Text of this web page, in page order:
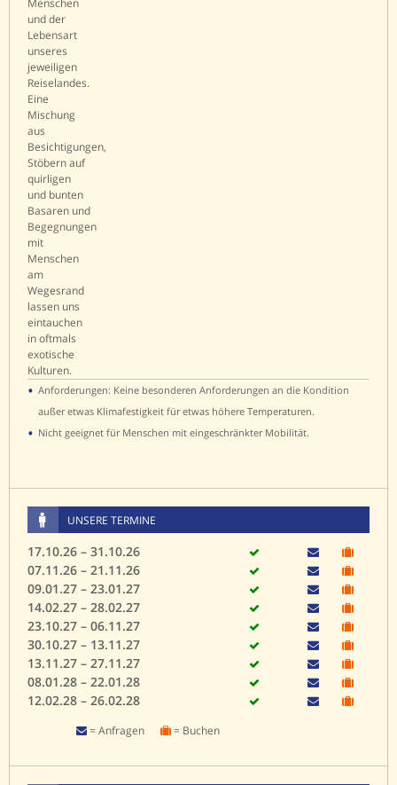
• Anforderungen: Keine besonderen Anforderungen an die Kondition
außer etwas Klimafestigkeit für etwas höhere Temperaturen.
• Nicht geeignet für Menschen mit eingeschränkter Mobilität.
UNSERE TERMINE
17.10.26 – 31.10.26
07.11.26 – 21.11.26
09.01.27 – 23.01.27
14.02.27 – 28.02.27
23.10.27 – 06.11.27
30.10.27 – 13.11.27
13.11.27 – 27.11.27
08.01.28 – 22.01.28
12.02.28 – 26.02.28
= Anfragen = Buchen